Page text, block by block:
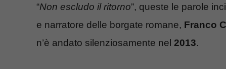
“Non escludo il ritorno”, queste le parole
e narratore delle borgate romane, Franco
n’è andato silenziosamente nel 2013.